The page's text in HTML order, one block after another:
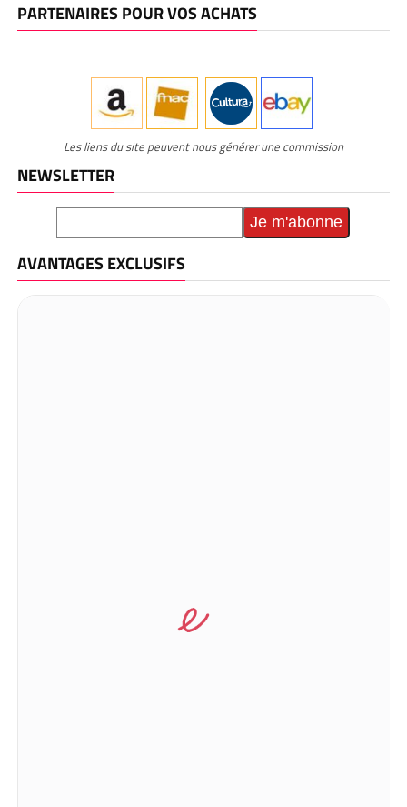
PARTENAIRES POUR VOS ACHATS
Les liens du site peuvent nous générer une commission
NEWSLETTER
AVANTAGES EXCLUSIFS